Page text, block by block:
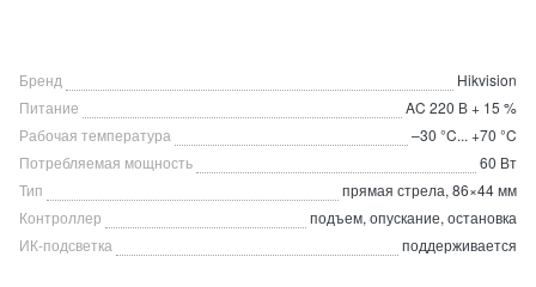
Бренд
Hikvision
Питание
AC 220 В + 15 %
Рабочая температура
–30 °C... +70 °C
Потребляемая мощность
60 Вт
Тип
прямая стрела, 86×44 мм
Контроллер
подъем, опускание, остановка
ИК-подсветка
поддерживается